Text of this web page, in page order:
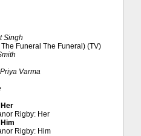
Singh
Funeral The Funeral) (TV)
Priya Varma
Rigby: Her
Rigby: Him